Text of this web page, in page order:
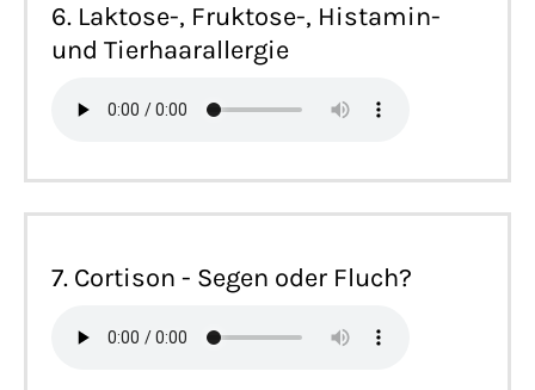
6. Laktose-, Fruktose-, Histamin-
und Tierhaarallergie
7. Cortison - Segen oder Fluch?